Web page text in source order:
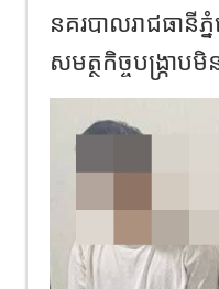
នគរបាលរាជធានី
សមត្ថកិច្ចបង្ក្រាប